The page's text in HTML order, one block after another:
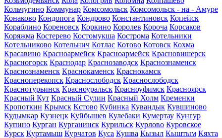
Кольчугино Коммунар Комсомольск Комсомольск - на - Амуре
Конаково Кондопога Кондрово Константиновск Копейск
Кораблино Кореновск Коркино Королев Короча Корсаков
Коряжма Костерево Костомукша Кострома Котельники
Котельниково Котельнич Котлас Котово Котовск Кохма
Красавино Красноармейск Красноармейск Красновишерск
Красногорск Краснодар Краснозаводск Краснознаменск
Краснознаменск Краснокаменск Краснокамск
Красноперекопск Краснослободск Краснослободск
Краснотурьинск Красноуральск Красноуфимск Красноярск
Красный Кут Красный Сулин Красный Холм Кременки
Кропоткин Крымск Кстово Кубинка Кувандык Кувшиново
Кудымкар Кузнецк Куйбышев Кулебаки Кумертау Кунгур
Купино Курган Курганинск Курильск Курлово Куровское
Курск Куртамыш Курчатов Куса Кушва Кызыл Кыштым Кяхта